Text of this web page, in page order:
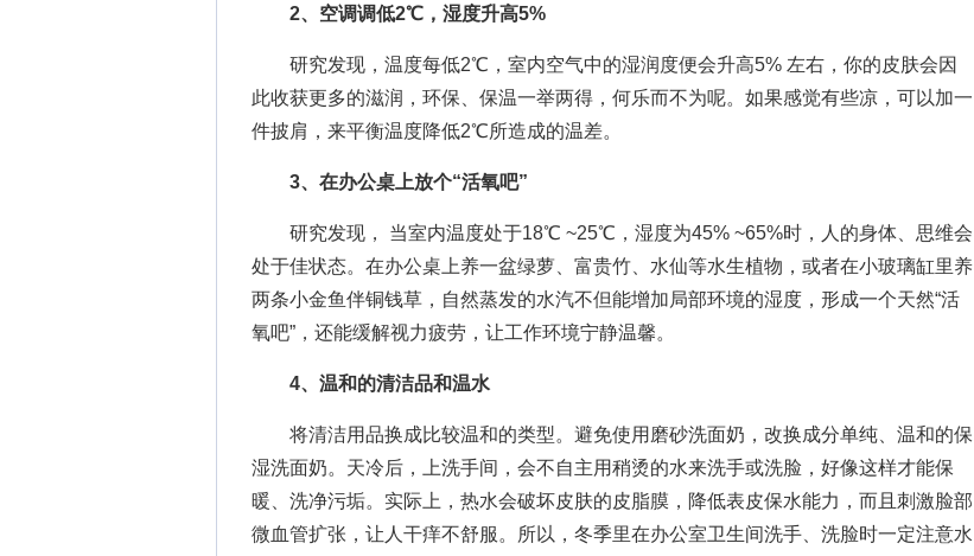
2、空调调低2℃，湿度升高5%
研究发现，温度每低2℃，室内空气中的湿润度便会升高5% 左右，你的皮肤会因
此收获更多的滋润，环保、保温一举两得，何乐而不为呢。如果感觉有些凉，可以加一
件披肩，来平衡温度降低2℃所造成的温差。
3、在办公桌上放个“活氧吧”
研究发现， 当室内温度处于18℃ ~25℃，湿度为45% ~65%时，人的身体、思维会
处于佳状态。在办公桌上养一盆绿萝、富贵竹、水仙等水生植物，或者在小玻璃缸里养
两条小金鱼伴铜钱草，自然蒸发的水汽不但能增加局部环境的湿度，形成一个天然“活
氧吧”，还能缓解视力疲劳，让工作环境宁静温馨。
4、温和的清洁品和温水
将清洁用品换成比较温和的类型。避免使用磨砂洗面奶，改换成分单纯、温和的保
湿洗面奶。天冷后，上洗手间，会不自主用稍烫的水来洗手或洗脸，好像这样才能保
暖、洗净污垢。实际上，热水会破坏皮肤的皮脂膜，降低表皮保水能力，而且刺激脸部
微血管扩张，让人干痒不舒服。所以，冬季里在办公室卫生间洗手、洗脸时一定注意水